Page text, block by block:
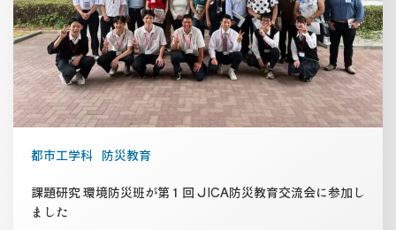
都市工学科 防災教育
課題研究 環境防災班が第１回 JICA防災教育交流会に参加し
ました